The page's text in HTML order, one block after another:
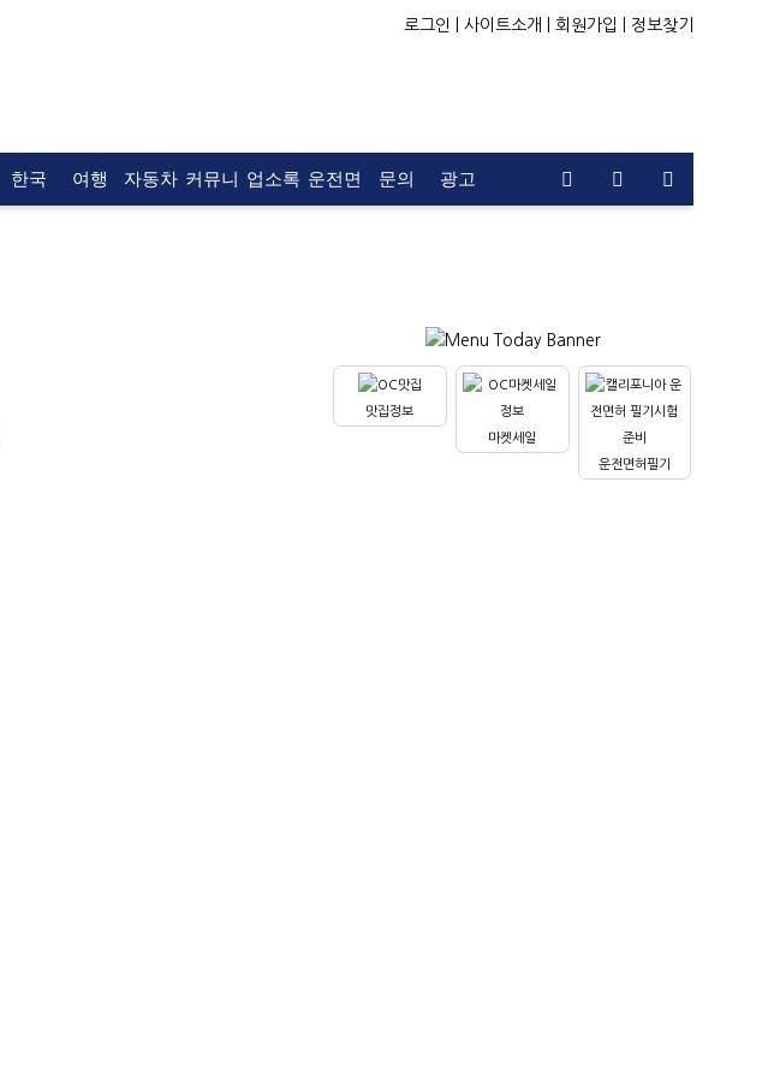
로그인 | 사이트소개 | 회원가입 | 정보찾기
한국 여행 자동차 커뮤니 업소록 운전면 문의 광고
맛집정보
마켓세일
운전면허필기